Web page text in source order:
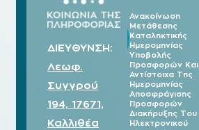
ΔΙΕΥΘΥΝΣΗ:
Λεωφ.
Συγγρού
194, 17671,
Καλλιθέα
Ανακοίνωση
Μετάθεσης
Καταληκτικής
Ημερομηνίας
Υποβολής
Προσφορών Και
Αντίστοιχα Της
Ημερομηνίας
Αποσφράγισης
Προσφορών
Διακήρυξης Του
Ηλεκτρονικού